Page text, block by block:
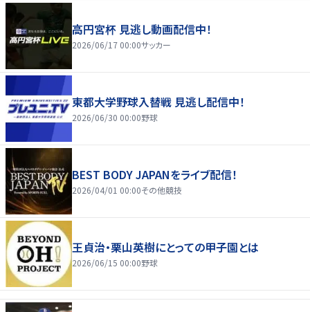
高円宮杯 見逃し動画配信中！
2026/06/17 00:00サッカー
東都大学野球入替戦 見逃し配信中！
2026/06/30 00:00野球
BEST BODY JAPANをライブ配信！
2026/04/01 00:00その他競技
王貞治・栗山英樹にとっての甲子園とは
2026/06/15 00:00野球